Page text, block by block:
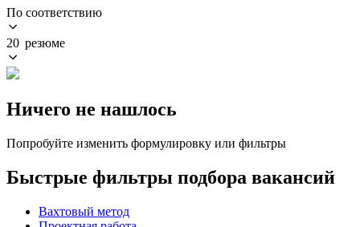
По соответствию
20 резюме
Ничего не нашлось
Попробуйте изменить формулировку или фильтры
Быстрые фильтры подбора вакансий
Вахтовый метод